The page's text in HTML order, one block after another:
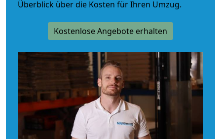
Überblick über die Kosten für Ihren Umzug.
Kostenlose Angebote erhalten